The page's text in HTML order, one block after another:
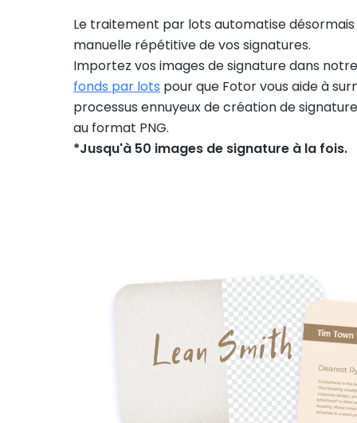
Le traitement par lots automatise
manuelle répétitive de vos signatures.
Importez vos images de signature dans
fonds par lots pour que Fotor vous aide à
processus ennuyeux de création de
au format PNG.
*Jusqu'à 50 images de signature à la fois.